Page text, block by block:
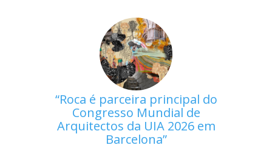
Roca é parceira principal do
Congresso Mundial de
Arquitectos da UIA 2026 em
Barcelona